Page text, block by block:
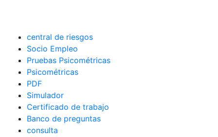
central de riesgos
Socio Empleo
Pruebas Psicométricas
Psicométricas
PDF
Simulador
Certificado de trabajo
Banco de preguntas
consulta